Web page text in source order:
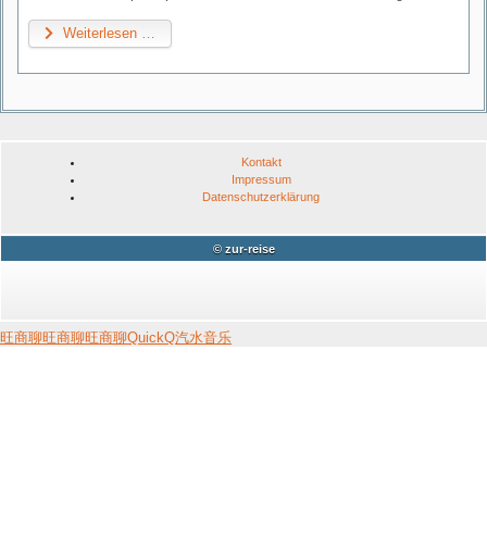
Weiterlesen …
Kontakt
Impressum
Datenschutzerklärung
© zur-reise
旺商聊旺商聊旺商聊QuickQ汽水音乐